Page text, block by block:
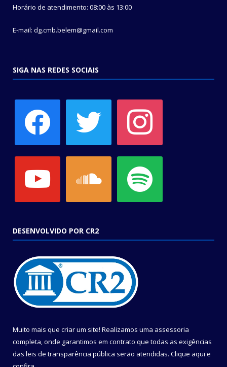
Horário de atendimento: 08:00 às 13:00
E-mail: dg.cmb.belem@gmail.com
SIGA NAS REDES SOCIAIS
DESENVOLVIDO POR CR2
Muito mais que criar um site! Realizamos uma assessoria
completa, onde garantimos em contrato que todas as exigências
das leis de transparência pública serão atendidas. Clique aqui e